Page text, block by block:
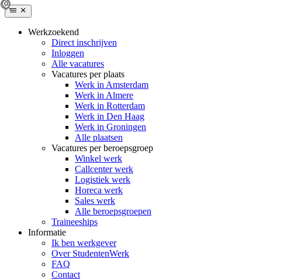
Werkzoekend
Direct inschrijven
Inloggen
Alle vacatures
Vacatures per plaats
Werk in Amsterdam
Werk in Almere
Werk in Rotterdam
Werk in Den Haag
Werk in Groningen
Alle plaatsen
Vacatures per beroepsgroep
Winkel werk
Callcenter werk
Logistiek werk
Horeca werk
Sales werk
Alle beroepsgroepen
Traineeships
Informatie
Ik ben werkgever
Over StudentenWerk
FAQ
Contact